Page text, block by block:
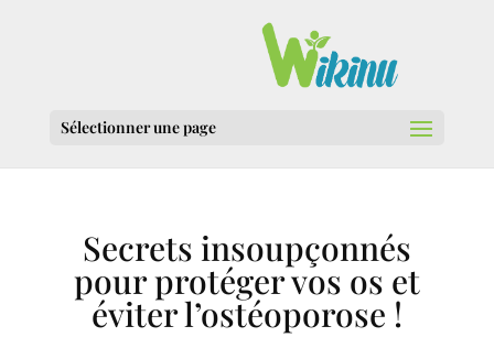
Sélectionner une page
Secrets insoupçonnés
pour protéger vos os et
éviter l’ostéoporose !